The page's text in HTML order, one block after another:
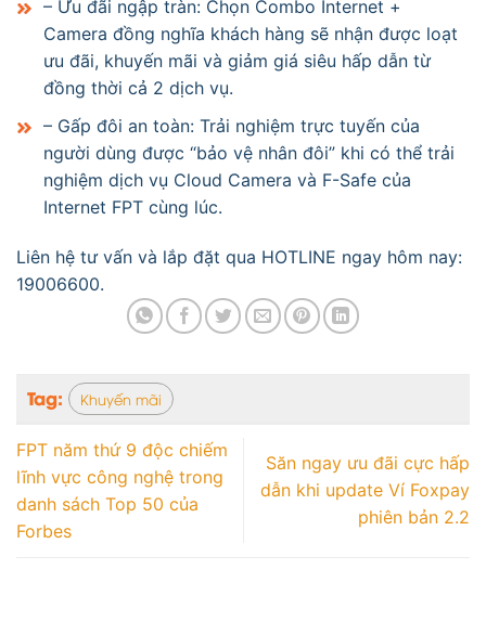
– Ưu đãi ngập tràn: Chọn Combo Internet +
Camera đồng nghĩa khách hàng sẽ nhận được loạt
ưu đãi, khuyến mãi và giảm giá siêu hấp dẫn từ
đồng thời cả 2 dịch vụ.
– Gấp đôi an toàn: Trải nghiệm trực tuyến của
người dùng được “bảo vệ nhân đôi” khi có thể trải
nghiệm dịch vụ Cloud Camera và F-Safe của
Internet FPT cùng lúc.
Liên hệ tư vấn và lắp đặt qua HOTLINE ngay hôm nay:
19006600.
Tag: Khuyến mãi
FPT năm thứ 9 độc chiếm
lĩnh vực công nghệ trong
danh sách Top 50 của
Forbes
Săn ngay ưu đãi cực hấp
dẫn khi update Ví Foxpay
phiên bản 2.2